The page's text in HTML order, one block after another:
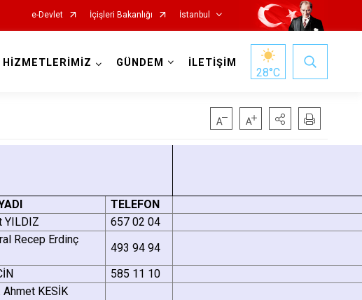
e-Devlet İçişleri Bakanlığı İstanbul
Fatih
Güngören
Kadıköy
Kağıthane
Kartal
Sultanbeyli
Ümraniye
Arnavutköy
HİZMETLERİMİZ GÜNDEM İLETİŞİM
28°C
TELEFON
YILDIZ
657 02 04
Recep Erdinç
493 94 94
585 11 10
Ahmet KESİK